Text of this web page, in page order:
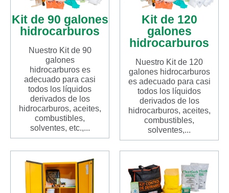
Kit de 90 galones
hidrocarburos
Nuestro Kit de 90
galones
hidrocarburos es
adecuado para casi
todos los líquidos
derivados de los
hidrocarburos, aceites,
combustibles,
solventes, etc.,...
Kit de 120
galones
hidrocarburos
Nuestro Kit de 120
galones hidrocarburos
es adecuado para casi
todos los líquidos
derivados de los
hidrocarburos, aceites,
combustibles,
solventes,...